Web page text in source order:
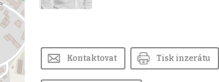
Kontaktovat Tisk inzerátu